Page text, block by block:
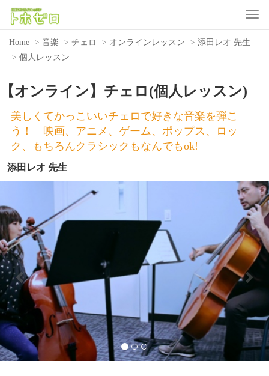
Home 音楽 チェロ オンラインレッスン
添田レオ 先生
個人レッスン
【オンライン】チェロ(個人レッスン)
美しくてかっこいいチェロで好きな音楽を弾こ
う！ 映画、アニメ、ゲーム、ポップス、ロッ
ク、もちろんクラシックもなんでもok!
添田レオ 先生